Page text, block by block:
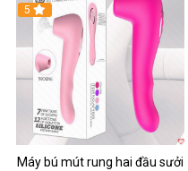
5
Máy bú mút rung hai đầu sưởi